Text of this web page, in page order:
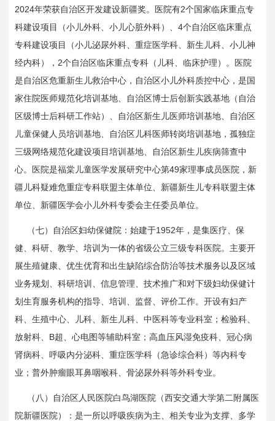
2024年荣获自治区开发建设新疆奖。医院有2个国家临床重点专
科建设项目（小儿外科、小儿心脏外科）、4个自治区临床重点
专科建设项目（小儿泌尿外科、重症医学科、新生儿科、小儿神
经内科）， 2个自治区临床重点专科（儿科、临床护理）。医院
是自治区危重新生儿救治中心，自治区小儿外科质控中心，是国
家住院医师规范化培训基地、自治区博士后创新实践基地（自治
区级博士后科研工作站）、自治区新生儿医师培训基地、自治区
儿童保健人员培训基地、自治区儿科医师转岗培训基地，孤独症
三级网络规范化建设项目培训基地、自治区新生儿疾病筛查中
心。医院是福棠儿童医学发展研究中心第49家理事成员医院，新
疆儿科疑难危重症专科联盟主体单位、新疆新生儿专科联盟主体
单位、新疆医学会小儿外科专委会主任委员单位。
（七）自治区妇幼保健院：始建于1952年，是集医疗、保
健、科研、教学、培训为一体的省级公立三级专科医院。主要开
展生殖健康、优生优育和出生缺陷综合防治等技术服务以及区域
业务规划、科研培训、信息管理、技术推广和对下级妇幼保健计
划生育服务机构的指导、培训、监督、评价工作。开设有妇产
科、生殖中心、儿科、新生儿科、中医科等专业科室；检验科、
放射科、 B超、心电图等辅助科室；高血压风湿免疫科、冠心病
肾病科、呼吸内分泌科、重症医学科（急诊综合科）等内科专
业；普外肿瘤眼耳鼻咽喉科、骨泌尿外科等外科专业。
（八）自治区人民医院白鸟湖医院（西安交通大学第二附属医
院新疆医院）：是一所以呼吸疾病为主、相关专业为支撑、多学